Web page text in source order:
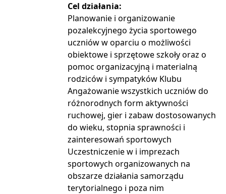
Cel działania:
Planowanie i organizowanie
pozalekcyjnego życia sportowego
uczniów w oparciu o możliwości
obiektowe i sprzętowe szkoły oraz o
pomoc organizacyjną i materialną
rodziców i sympatyków Klubu
Angażowanie wszystkich uczniów do
różnorodnych form aktywności
ruchowej, gier i zabaw dostosowanych
do wieku, stopnia sprawności i
zainteresowań sportowych
Uczestniczenie w i imprezach
sportowych organizowanych na
obszarze działania samorządu
terytorialnego i poza nim